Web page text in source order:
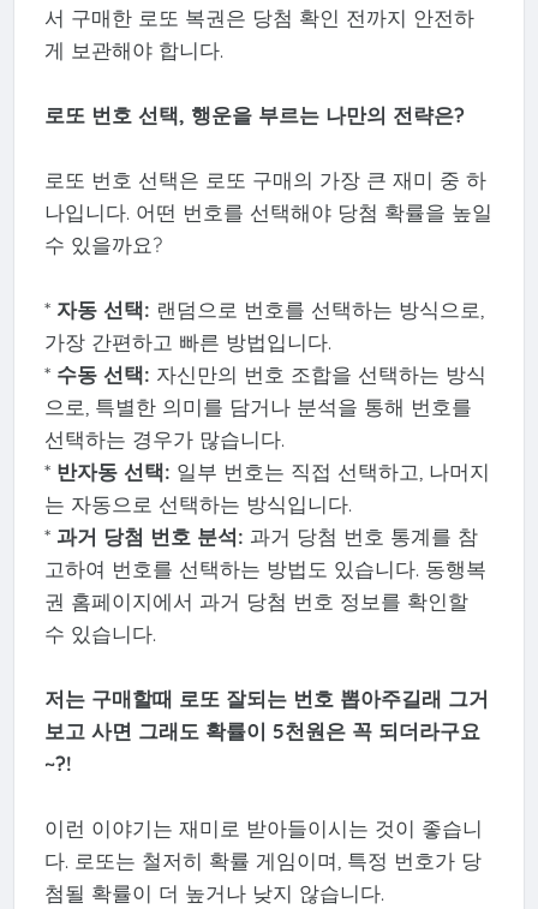
서 구매한 로또 복권은 당첨 확인 전까지 안전하
게 보관해야 합니다.
로또 번호 선택, 행운을 부르는 나만의 전략은?
로또 번호 선택은 로또 구매의 가장 큰 재미 중 하
나입니다. 어떤 번호를 선택해야 당첨 확률을 높일
수 있을까요?
* 자동 선택: 랜덤으로 번호를 선택하는 방식으로,
가장 간편하고 빠른 방법입니다.
* 수동 선택: 자신만의 번호 조합을 선택하는 방식
으로, 특별한 의미를 담거나 분석을 통해 번호를
선택하는 경우가 많습니다.
* 반자동 선택: 일부 번호는 직접 선택하고, 나머지
는 자동으로 선택하는 방식입니다.
* 과거 당첨 번호 분석: 과거 당첨 번호 통계를 참
고하여 번호를 선택하는 방법도 있습니다. 동행복
권 홈페이지에서 과거 당첨 번호 정보를 확인할
수 있습니다.
저는 구매할때 로또 잘되는 번호 뽑아주길래 그거
보고 사면 그래도 확률이 5천원은 꼭 되더라구요
~?!
이런 이야기는 재미로 받아들이시는 것이 좋습니
다. 로또는 철저히 확률 게임이며, 특정 번호가 당
첨될 확률이 더 높거나 낮지 않습니다.